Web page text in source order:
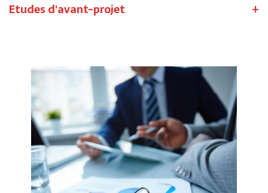
Etudes d'avant-projet